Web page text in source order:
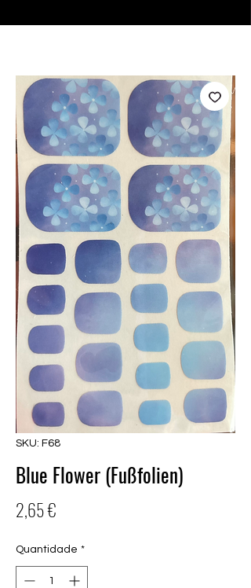
SKU: F68
Blue Flower (Fußfolien)
2,65 €
Quantidade *